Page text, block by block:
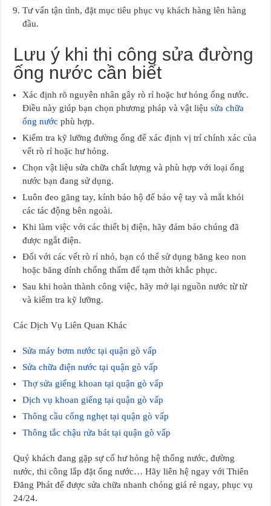
Tư vấn tận tình, đặt mục tiêu phục vụ khách hàng lên hàng
đầu.
Lưu ý khi thi công sửa đường
ống nước cần biết
Xác định rõ nguyên nhân gây rò rỉ hoặc hư hỏng ống nước.
Điều này giúp bạn chọn phương pháp và vật liệusửa chữa
ống nước phù hợp.
Kiểm tra kỹ lưỡng đường ống để xác định vị trí chính xác của
vết rò rỉ hoặc hư hỏng.
Chọn vật liệu sửa chữa chất lượng và phù hợp với loại ống
nước bạn đang sử dụng.
Luôn đeo găng tay, kính bảo hộ để bảo vệ tay và mắt khỏi
các tác động bên ngoài.
Khi làm việc với các thiết bị điện, hãy đảm bảo chúng đã
được ngắt điện.
Đối với các vết rò rỉ nhỏ, bạn có thể sử dụng băng keo non
hoặc băng dính chống thấm để tạm thời khắc phục.
Sau khi hoàn thành công việc, hãy mở lại nguồn nước từ từ
và kiểm tra kỹ lưỡng.
Các Dịch Vụ Liên Quan Khác
Sửa máy bơm nước tại quận gò vấp
Sửa chữa điện nước tại quận gò vấp
Thợ sửa giếng khoan tại quận gò vấp
Dịch vụ khoan giếng tại quận gò vấp
Thông cầu cống nghẹt tại quận gò vấp
Thông tắc chậu rửa bát tại quận gò vấp
Quý khách đang gặp sự cố hư hỏng hệ thống nước, đường
nước, thi công lắp đặt ống nước… Hãy liên hệ ngay với Thiên
Đăng Phát để được sửa chữa nhanh chóng giá rẻ ngay, phục vụ
24/24.